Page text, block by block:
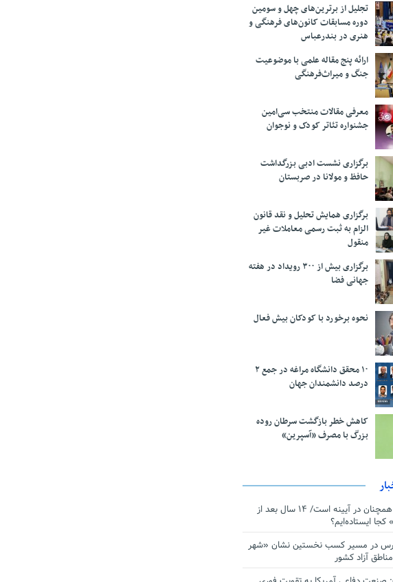
تجلیل از بر‌ترین‌های چهل و سومین
دوره مسابقات کانون‌های فرهنگی و
هنری در بندرعباس
ارائه پنج مقاله علمی با موضوعیت
جنگ و میراث‌فرهنگی
معرفی مقالات منتخب سی‌امین
جشنواره تئاتر کودک و نوجوان
برگزاری نشست ادبی بزرگداشت
حافظ و مولانا در صربستان
برگزاری همایش تحلیل و نقد قانون
الزام به ثبت رسمی معاملات غیر
منقول
برگزاری بیش از ۳۰۰ رویداد در هفته
جهانی فضا
نحوه برخورد با کودکان بیش فعال
۱۰ محقق دانشگاه مراغه در جمع ۲
درصد دانشمندان جهان
کاهش خطر بازگشت سرطان روده
بزرگ با مصرف «آسپرین»
نجات‌دهنده‌ همچنان در آیینه است/ ۱۴ سال بعد از
ایستاده‌ایم؟
ارس در مسیر کسب نخستین نشان «شهر
آزاد کشور